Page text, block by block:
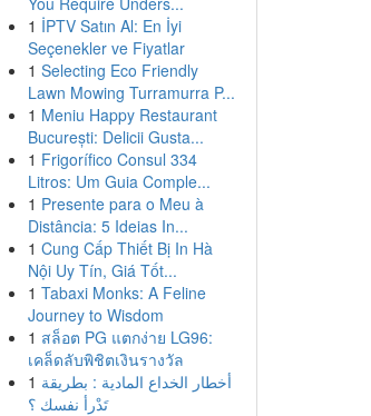
1 İPTV Satın Al: En İyi
Seçenekler ve Fiyatlar
1 Selecting Eco Friendly
Lawn Mowing Turramurra P...
1 Meniu Happy Restaurant
București: Delicii Gusta...
1 Frigorífico Consul 334
Litros: Um Guia Comple...
1 Presente para o Meu à
Distância: 5 Ideias In...
1 Cung Cấp Thiết Bị In Hà
Nội Uy Tín, Giá Tốt...
1 Tabaxi Monks: A Feline
Journey to Wisdom
1 สล็อต PG แตกง่าย LG96:
เคล็ดลับพิชิตเงินรางวัล
1 أخطار الخداع المادية : بطريقة
تَدْرأ نفسك ؟